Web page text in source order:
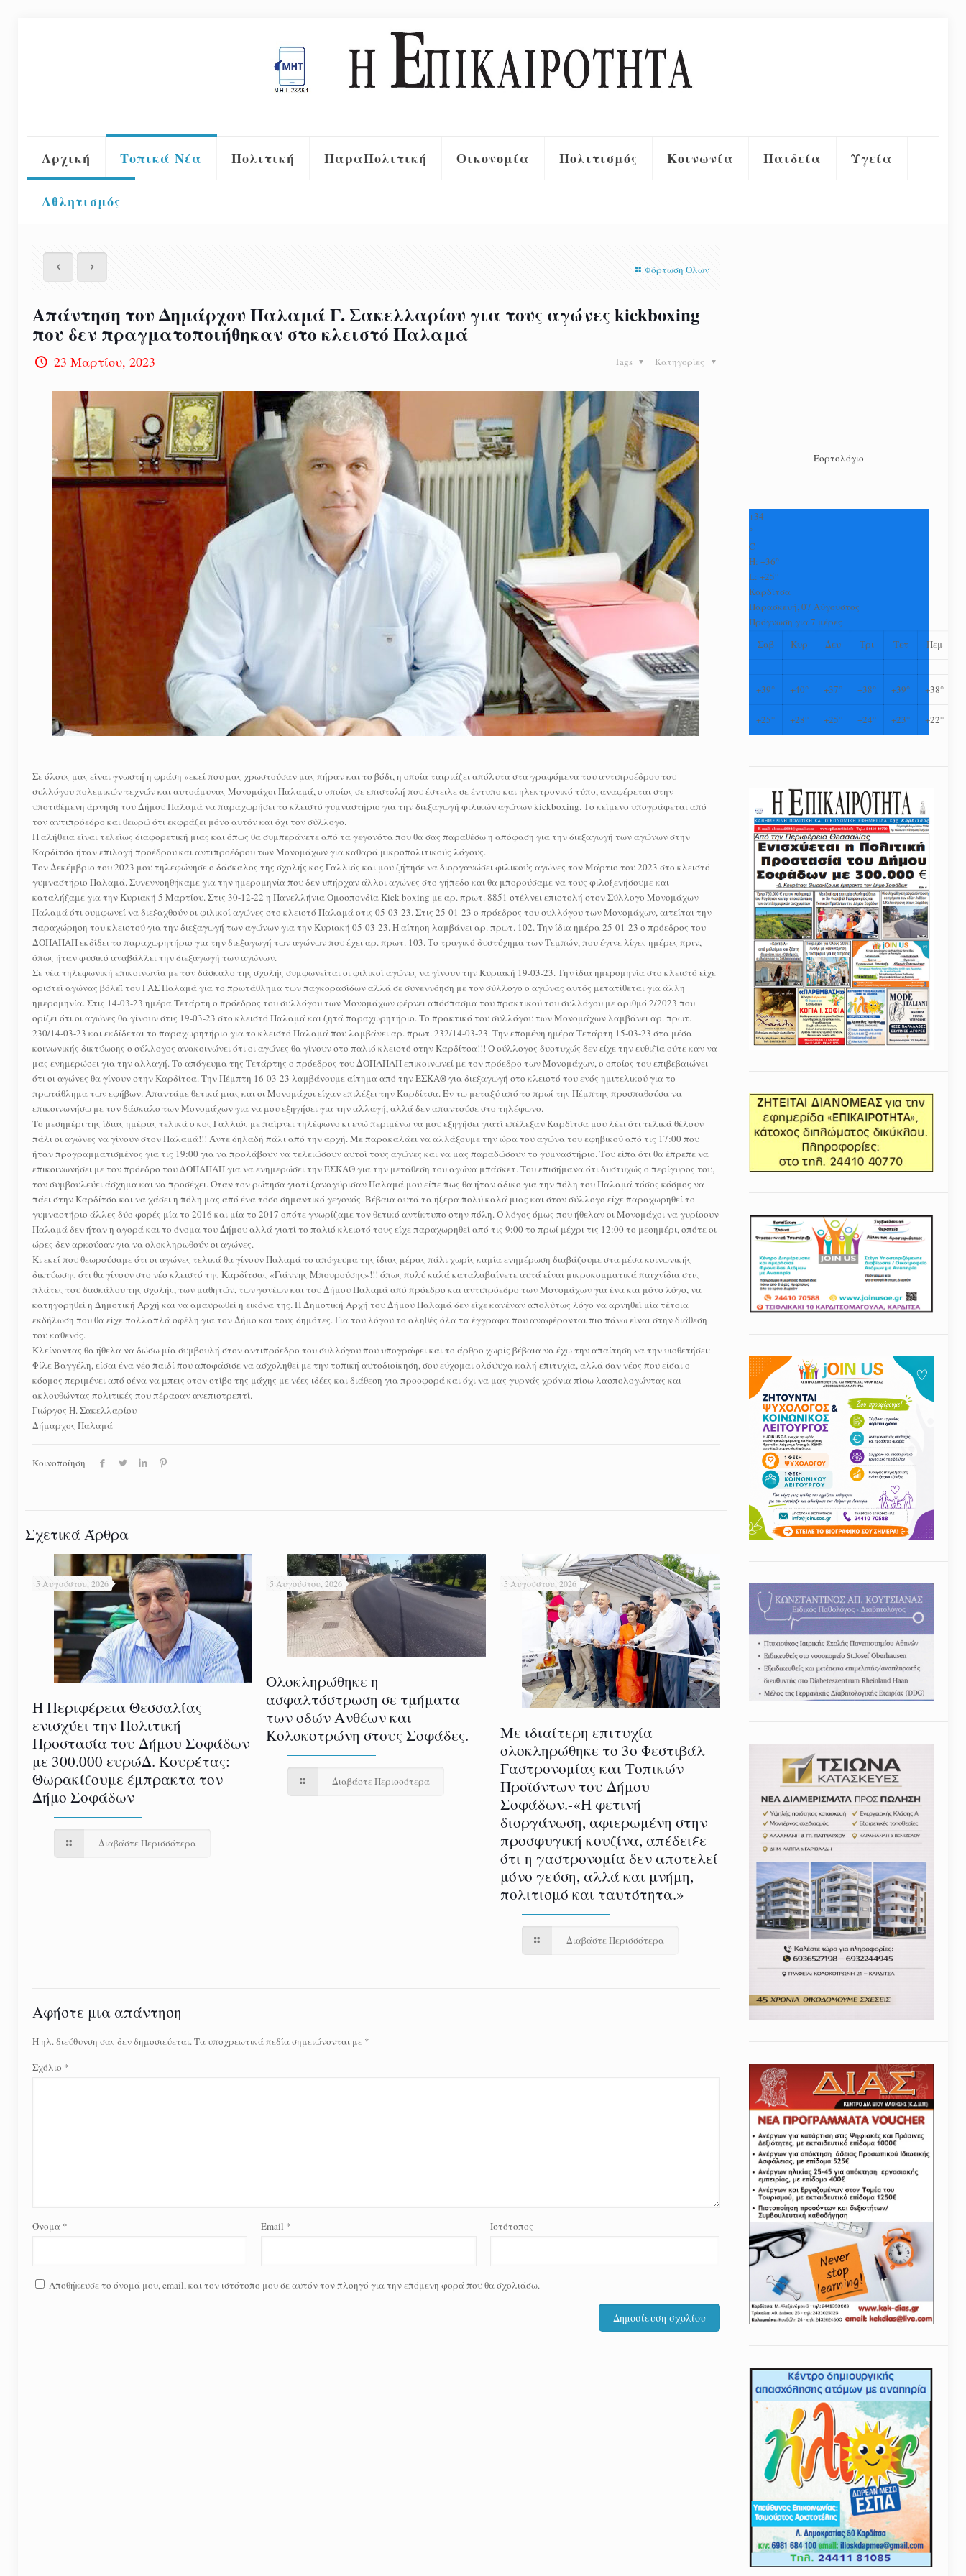
Αρχική Τοπικά Νέα Πολιτική ΠαραΠολιτική Οικονομία Πολιτισμός Κοινωνία Παιδεία Υγεία
Αθλητισμός
Φόρτωση Όλων
Απάντηση του Δημάρχου Παλαμά Γ. Σακελλαρίου για τους αγώνες kickboxing
που δεν πραγματοποιήθηκαν στο κλειστό Παλαμά
23 Μαρτίου, 2023 Κατηγορίες
Tags
Σε όλους μας είναι γνωστή η φράση «εκεί που μας χρωστούσαν μας πήραν και το βόδι, η οποία ταιριάζει απόλυτα στα γραφόμενα του αντιπροέδρου του
συλλόγου πολεμικών τεχνών και αυτοάμυνας Μονομάχοι Παλαμά, ο οποίος σε επιστολή που έστειλε σε έντυπο και ηλεκτρονικό τύπο, αναφέρεται στην
υποτιθέμενη άρνηση του Δήμου Παλαμά να παραχωρήσει το κλειστό γυμναστήριο για την διεξαγωγή φιλικών αγώνων kickboxing. Το κείμενο υπογράφεται από
τον αντιπρόεδρο και θεωρώ ότι εκφράζει μόνο αυτόν και όχι τον σύλλογο.
Η αλήθεια είναι τελείως διαφορετική μιας και όπως θα συμπεράνετε από τα γεγονότα που θα σας παραθέσω η απόφαση για την διεξαγωγή των αγώνων στην
Καρδίτσα ήταν επιλογή προέδρου και αντιπροέδρου των Μονομάχων για καθαρά μικροπολιτικούς λόγους.
Τον Δεκέμβριο του 2023 μου τηλεφώνησε ο δάσκαλος της σχολής κος Γαλλιός και μου ζήτησε να διοργανώσει φιλικούς αγώνες τον Μάρτιο του 2023 στο κλειστό
γυμναστήριο Παλαμά. Συνεννοηθήκαμε για την ημερομηνία που δεν υπήρχαν άλλοι αγώνες στο γήπεδο και θα μπορούσαμε να τους φιλοξενήσουμε και
καταλήξαμε για την Κυριακή 5 Μαρτίου. Στις 30-12-22 η Πανελλήνια Ομοσπονδία Kick boxing με αρ. πρωτ. 8851 στέλνει επιστολή στον Σύλλογο Μονομάχων
Παλαμά ότι συμφωνεί να διεξαχθούν οι φιλικοί αγώνες στο κλειστό Παλαμά στις 05-03-23. Στις 25-01-23 ο πρόεδρος του συλλόγου των Μονομάχων, αιτείται την
παραχώρηση του κλειστού για την διεξαγωγή των αγώνων για την Κυριακή 05-03-23. Η αίτηση λαμβάνει αρ. πρωτ. 102. Την ίδια ημέρα 25-01-23 ο πρόεδρος του
ΔΟΠΑΠΑΠ εκδίδει το παραχωρητήριο για την διεξαγωγή των αγώνων που έχει αρ. πρωτ. 103. Το τραγικό δυστύχημα των Τεμπών, που έγινε λίγες ημέρες πριν,
όπως ήταν φυσικό αναβάλλει την διεξαγωγή των αγώνων.
Σε νέα τηλεφωνική επικοινωνία με τον δάσκαλο της σχολής συμφωνείται οι φιλικοί αγώνες να γίνουν την Κυριακή 19-03-23. Την ίδια ημερομηνία στο κλειστό είχε
οριστεί αγώνας βόλεϊ του ΓΑΣ Παλαμά για το πρωτάθλημα των παγκορασίδων αλλά σε συνεννόηση με τον σύλλογο ο αγώνας αυτός μετατίθεται για άλλη
ημερομηνία. Στις 14-03-23 ημέρα Τετάρτη ο πρόεδρος του συλλόγου των Μονομάχων φέρνει απόσπασμα του πρακτικού του συλλόγου με αριθμό 2/2023 που
ορίζει ότι οι αγώνες θα γίνουν στις 19-03-23 στο κλειστό Παλαμά και ζητά παραχωρητήριο. Το πρακτικό του συλλόγου των Μονομάχων λαμβάνει αρ. πρωτ.
230/14-03-23 και εκδίδεται το παραχωρητήριο για το κλειστό Παλαμά που λαμβάνει αρ. πρωτ. 232/14-03-23. Την επομένη ημέρα Τετάρτη 15-03-23 στα μέσα
κοινωνικής δικτύωσης ο σύλλογος ανακοινώνει ότι οι αγώνες θα γίνουν στο παλιό κλειστό στην Καρδίτσα!!! Ο σύλλογος δυστυχώς δεν είχε την ευθιξία ούτε καν να
μας ενημερώσει για την αλλαγή. Το απόγευμα της Τετάρτης ο πρόεδρος του ΔΟΠΑΠΑΠ επικοινωνεί με τον πρόεδρο των Μονομάχων, ο οποίος του επιβεβαιώνει
ότι οι αγώνες θα γίνουν στην Καρδίτσα. Την Πέμπτη 16-03-23 λαμβάνουμε αίτημα από την ΕΣΚΑΘ για διεξαγωγή στο κλειστό του ενός ημιτελικού για το
πρωτάθλημα των εφήβων. Απαντάμε θετικά μιας και οι Μονομάχοι είχαν επιλέξει την Καρδίτσα. Εν τω μεταξύ από το πρωί της Πέμπτης προσπαθούσα να
επικοινωνήσω με τον δάσκαλο των Μονομάχων για να μου εξηγήσει για την αλλαγή, αλλά δεν απαντούσε στο τηλέφωνο.
Το μεσημέρι της ίδιας ημέρας τελικά ο κος Γαλλιός με παίρνει τηλέφωνο κι ενώ περιμένω να μου εξηγήσει γιατί επέλεξαν Καρδίτσα μου λέει ότι τελικά θέλουν
πάλι οι αγώνες να γίνουν στον Παλαμά!!! Άντε δηλαδή πάλι από την αρχή. Με παρακαλάει να αλλάξουμε την ώρα του αγώνα του εφηβικού από τις 17:00 που
ήταν προγραμματισμένος για τις 19:00 για να προλάβουν να τελειώσουν αυτοί τους αγώνες και να μας παραδώσουν το γυμναστήριο. Του είπα ότι θα έπρεπε να
επικοινωνήσει με τον πρόεδρο του ΔΟΠΑΠΑΠ για να ενημερώσει την ΕΣΚΑΘ για την μετάθεση του αγώνα μπάσκετ. Του επισήμανα ότι δυστυχώς ο περίγυρος του,
τον συμβουλεύει άσχημα και να προσέχει. Όταν τον ρώτησα γιατί ξαναγύρισαν Παλαμά μου είπε πως θα ήταν άδικο για την πόλη του Παλαμά τόσος κόσμος να
πάει στην Καρδίτσα και να χάσει η πόλη μας από ένα τόσο σημαντικό γεγονός. Βέβαια αυτά τα ήξερα πολύ καλά μιας και στον σύλλογο είχε παραχωρηθεί το
γυμναστήριο άλλες δύο φορές μία το 2016 και μία το 2017 οπότε γνωρίζαμε τον θετικό αντίκτυπο στην πόλη. Ο λόγος όμως που ήθελαν οι Μονομάχοι να γυρίσουν
Παλαμά δεν ήταν η αγορά και το όνομα του Δήμου αλλά γιατί το παλιό κλειστό τους είχε παραχωρηθεί από τις 9:00 το πρωί μέχρι τις 12:00 το μεσημέρι, οπότε οι
ώρες δεν αρκούσαν για να ολοκληρωθούν οι αγώνες.
Κι εκεί που θεωρούσαμε ότι οι αγώνες τελικά θα γίνουν Παλαμά το απόγευμα της ίδιας μέρας πάλι χωρίς καμία ενημέρωση διαβάζουμε στα μέσα κοινωνικής
δικτύωσης ότι θα γίνουν στο νέο κλειστό της Καρδίτσας «Γιάννης Μπουρούσης»!!! όπως πολύ καλά καταλαβαίνετε αυτά είναι μικροκομματικά παιχνίδια στις
πλάτες του δασκάλου της σχολής, των μαθητών, των γονέων και του Δήμου Παλαμά από πρόεδρο και αντιπρόεδρο των Μονομάχων για ένα και μόνο λόγο, να
κατηγορηθεί η Δημοτική Αρχή και να αμαυρωθεί η εικόνα της. Η Δημοτική Αρχή του Δήμου Παλαμά δεν είχε κανέναν απολύτως λόγο να αρνηθεί μία τέτοια
εκδήλωση που θα είχε πολλαπλά οφέλη για τον Δήμο και τους δημότες. Για του λόγου το αληθές όλα τα έγγραφα που αναφέρονται πιο πάνω είναι στην διάθεση
του καθενός.
Κλείνοντας θα ήθελα να δώσω μία συμβουλή στον αντιπρόεδρο του συλλόγου που υπογράφει και το άρθρο χωρίς βέβαια να έχω την απαίτηση να την υιοθετήσει:
Φίλε Βαγγέλη, είσαι ένα νέο παιδί που αποφάσισε να ασχοληθεί με την τοπική αυτοδιοίκηση, σου εύχομαι ολόψυχα καλή επιτυχία, αλλά σαν νέος που είσαι ο
κόσμος περιμένει από σένα να μπεις στον στίβο της μάχης με νέες ιδέες και διάθεση για προσφορά και όχι να μας γυρνάς χρόνια πίσω λασπολογώντας και
ακλουθώντας πολιτικές που πέρασαν ανεπιστρεπτί.
Γιώργος Η. Σακελλαρίου
Δήμαρχος Παλαμά
Κοινοποίηση
Σχετικά Άρθρα
5 Αυγούστου, 2026
Η Περιφέρεια Θεσσαλίας
ενισχύει την Πολιτική
Προστασία του Δήμου Σοφάδων
με 300.000 ευρώΔ. Κουρέτας:
Θωρακίζουμε έμπρακτα τον
Δήμο Σοφάδων
Διαβάστε Περισσότερα
5 Αυγούστου, 2026
Ολοκληρώθηκε η
ασφαλτόστρωση σε τμήματα
των οδών Ανθέων και
Κολοκοτρώνη στους Σοφάδες.
Διαβάστε Περισσότερα
5 Αυγούστου, 2026
Με ιδιαίτερη επιτυχία
ολοκληρώθηκε το 3ο Φεστιβάλ
Γαστρονομίας και Τοπικών
Προϊόντων του Δήμου
Σοφάδων.-«Η φετινή
διοργάνωση, αφιερωμένη στην
προσφυγική κουζίνα, απέδειξε
ότι η γαστρονομία δεν αποτελεί
μόνο γεύση, αλλά και μνήμη,
πολιτισμό και ταυτότητα.»
Διαβάστε Περισσότερα
Αφήστε μια απάντηση
Η ηλ. διεύθυνση σας δεν δημοσιεύεται.Τα υποχρεωτικά πεδία σημειώνονται με *
Σχόλιο *
Όνομα * Email * Ιστότοπος
Αποθήκευσε το όνομά μου, email, και τον ιστότοπο μου σε αυτόν τον πλοηγό για την επόμενη φορά που θα σχολιάσω.
Εορτολόγιο
+34
°
C
H:+36°
L:+25°
Καρδίτσα
Παρασκευή, 07 Αύγουστος
Πρόγνωση για 7 μέρες
Σαβ
Κυρ Δευ Τρι Τετ Πεμ
+39° +40° +37° +38° +39° +38°
+25° +28° +25° +24° +23° +22°